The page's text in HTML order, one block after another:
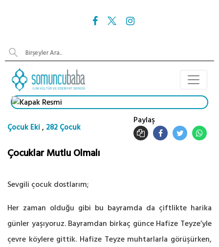
Çocuk Eki, 282 Çocuk
Paylaş
Çocuklar Mutlu Olmalı
Sevgili çocuk dostlarım;
Her zaman olduğu gibi bu bayramda da çiftlikte harika
günler yaşıyoruz. Bayramdan birkaç günce Hafize Teyze’yle
çevre köylere gittik. Hafize Teyze muhtarlarla görüşürken,